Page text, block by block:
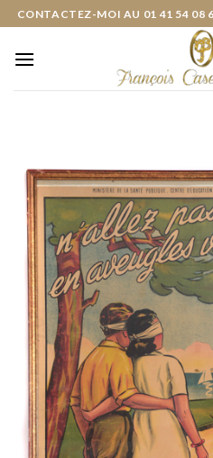
Skip
content
CONTACTEZ-MOI AU 01 41 54 08